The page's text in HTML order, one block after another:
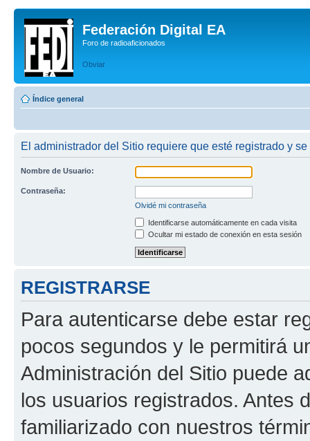
Federación Digital EA
Foro de radioaficionados
Obviar
Índice general
El administrador del Sitio requiere que esté registrado y
Nombre de Usuario:
Contraseña:
Olvidé mi contraseña
Identificarse automáticamente en cada visita
Ocultar mi estado de conexión en esta sesión
REGISTRARSE
Para autenticarse debe estar
pocos segundos y le permitirá
Administración del Sitio puede
los usuarios registrados. Antes
familiarizado con nuestros